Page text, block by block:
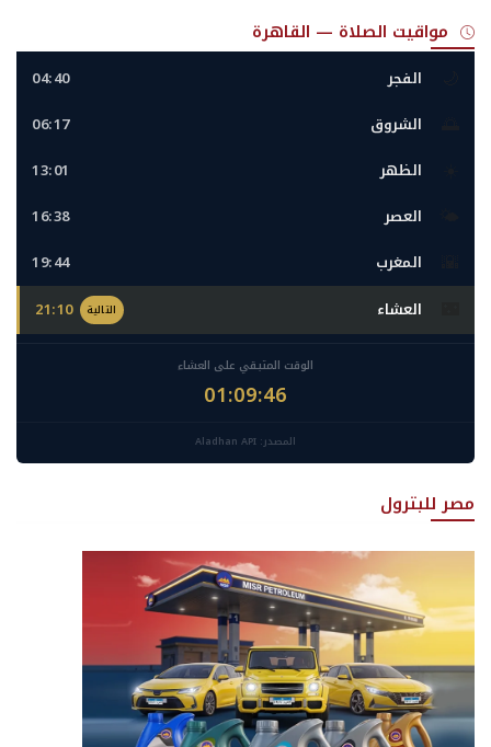
مواقيت الصلاة — القاهرة
الفجر 04:40
الشروق 06:17
الظهر 13:01
العصر 16:38
المغرب 19:44
العشاء التالية 21:10
الوقت المتبقي على العشاء
01:09:45
المصدر: Aladhan API
مصر للبترول